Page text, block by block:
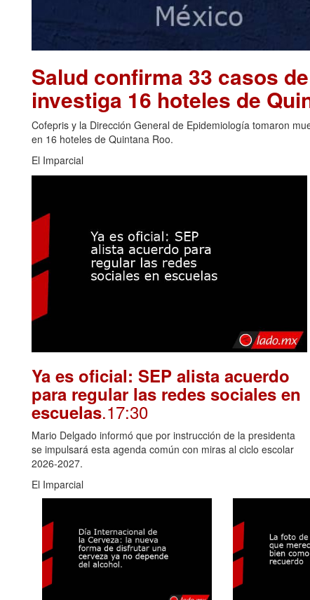
Salud confirma 33 casos
investiga 16 hoteles de
Cofepris y la Dirección General de Epidemiología tomaron
en 16 hoteles de Quintana Roo.
El Imparcial
Ya es oficial: SEP alista acuerdo
para regular las redes sociales en
escuelas.17:30
Mario Delgado informó que por instrucción de la presidenta
se impulsará esta agenda común con miras al ciclo escolar
2026-2027.
El Imparcial